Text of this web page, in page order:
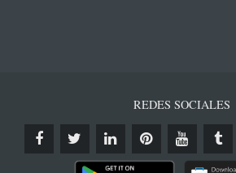
REDES SOCIALES